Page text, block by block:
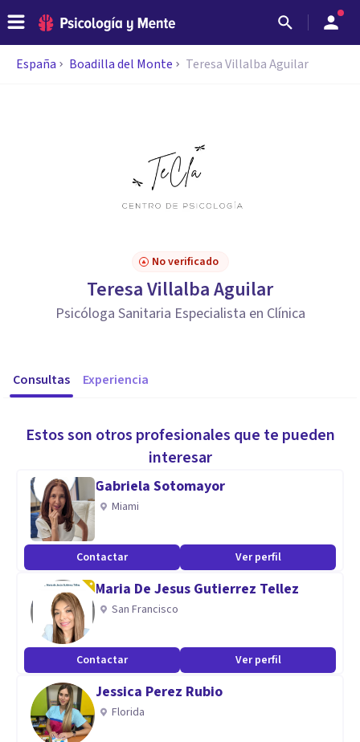
España Boadilla del Monte Teresa Villalba Aguilar
No verificado
Teresa Villalba Aguilar
Psicóloga Sanitaria Especialista en Clínica
Consultas Experiencia
Estos son otros profesionales que te pueden
interesar
Gabriela Sotomayor
Miami
Contactar Ver perfil
Maria De Jesus Gutierrez Tellez
San Francisco
Contactar Ver perfil
Jessica Perez Rubio
Florida